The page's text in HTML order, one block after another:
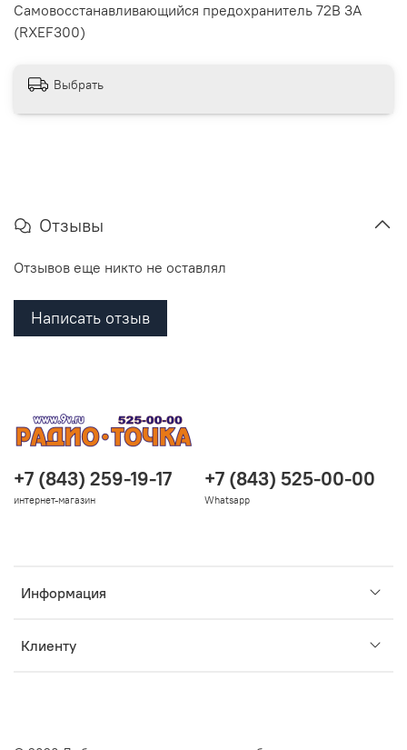
Самовосстанавливающийся предохранитель 72В 3А
(RXEF300)
Выбрать
Отзывы
Отзывов еще никто не оставлял
Написать отзыв
Информация
Клиенту
+7 (843) 259-19-17
интернет-магазин
+7 (843) 525-00-00
Whatsapp